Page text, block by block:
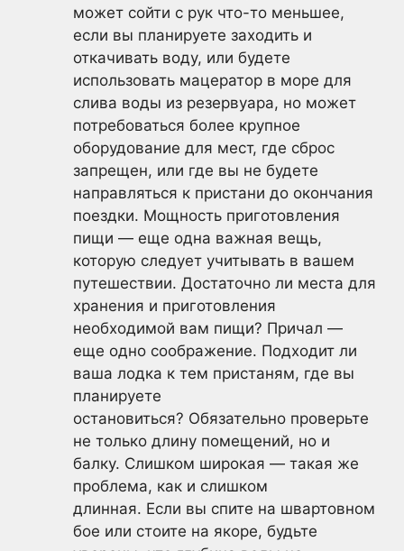
может сойти с рук что-то меньшее,
если вы планируете заходить и
откачивать воду, или будете
использовать мацератор в море для
слива воды из резервуара, но может
потребоваться более крупное
оборудование для мест, где сброс
запрещен, или где вы не будете
направляться к пристани до окончания
поездки. Мощность приготовления
пищи — еще одна важная вещь,
которую следует учитывать в вашем
путешествии. Достаточно ли места для
хранения и приготовления
необходимой вам пищи? Причал —
еще одно соображение. Подходит ли
ваша лодка к тем пристаням, где вы
планируете
остановиться? Обязательно проверьте
не только длину помещений, но и
балку. Слишком широкая — такая же
проблема, как и слишком
длинная. Если вы спите на швартовном
бое или стоите на якоре, будьте